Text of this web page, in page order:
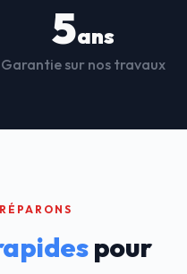
5ans
Garantie sur nos travaux
pour